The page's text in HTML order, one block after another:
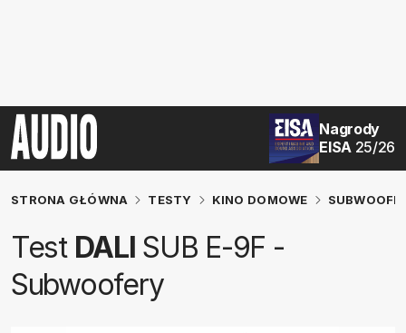
Nagrody
EISA 25/26
STRONA GŁÓWNA TESTY KINO DOMOWE
Test DALI SUB E-9F -
Subwoofery